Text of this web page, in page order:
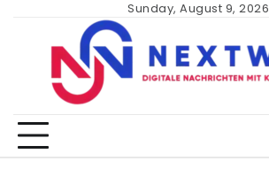
content
Sunday, August 9, 2026